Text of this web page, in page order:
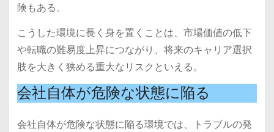
険もある。
こうした環境に長く身を置くことは、市場価値の低下
や転職の難易度上昇につながり、将来のキャリア選択
肢を大きく狭める重大なリスクといえる。
会社自体が危険な状態に陥る
会社自体が危険な状態に陥る環境では、トラブルの発